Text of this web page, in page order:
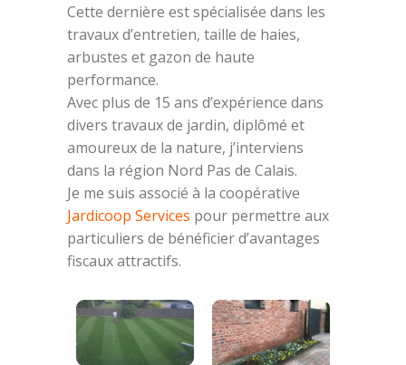
Cette dernière est spécialisée dans les
travaux d’entretien, taille de haies,
arbustes et gazon de haute
performance.
Avec plus de 15 ans d’expérience dans
divers travaux de jardin, diplômé et
amoureux de la nature, j’interviens
dans la région Nord Pas de Calais.
Je me suis associé à la coopérative
Jardicoop Services pour permettre aux
particuliers de bénéficier d’avantages
fiscaux attractifs.